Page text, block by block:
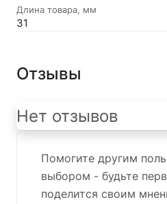
Длина товара, мм
31
Отзывы
Помогите другим
выбором - будьте
поделится своим
Нет отзывов